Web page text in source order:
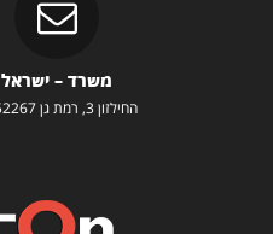
משרד – ישראל
החילזון 3, רמת גן 5252267